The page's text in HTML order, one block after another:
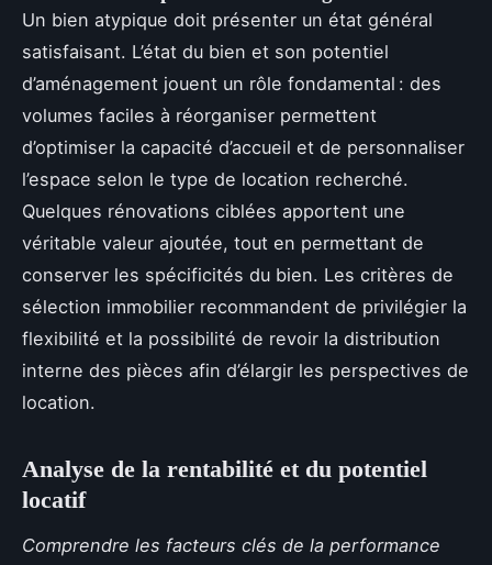
Un bien atypique doit présenter un état général
satisfaisant. L’état du bien et son potentiel
d’aménagement jouent un rôle fondamental : des
volumes faciles à réorganiser permettent
d’optimiser la capacité d’accueil et de personnaliser
l’espace selon le type de location recherché.
Quelques rénovations ciblées apportent une
véritable valeur ajoutée, tout en permettant de
conserver les spécificités du bien. Les critères de
sélection immobilier recommandent de privilégier la
flexibilité et la possibilité de revoir la distribution
interne des pièces afin d’élargir les perspectives de
location.
Analyse de la rentabilité et du potentiel
locatif
Comprendre les facteurs clés de la performance